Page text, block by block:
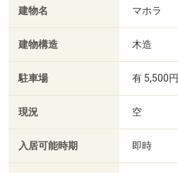
建物名 マホラ
建物構造 木造
駐車場 有 5,500円
現況 空
入居可能時期 即時